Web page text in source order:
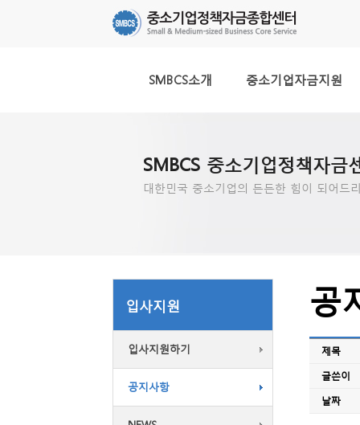
SMBCS소개 중소기업자금지원
SMBCS 중소기업정책자금
대한민국 중소기업의 든든한 힘이 되어드
입사지원
입사지원하기
공지사항
공
제목
글쓴이
날짜